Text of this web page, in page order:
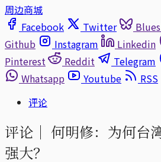
周边商城
Facebook
Twitter
Github
Instagram Linkedin
Pinterest
Reddit Telegram
Whatsapp
Youtube
RSS
评论
评论｜ 何明修：为何台
强大？